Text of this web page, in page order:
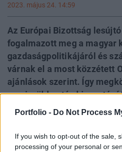
Portfolio - Do Not Process
If you wish to opt-out of the sale,
processing of your personal or
2023. május 24. 14:59
Az Európai Bizottság
fogalmazott meg a magyar
gazdaságpolitikájáról és
várnak el a most közzétett
ajánlások szerint. Így
rezsicsökkentés
költségvetést, fiskális
szupermérföldkövek
követelik, hogy az uniós